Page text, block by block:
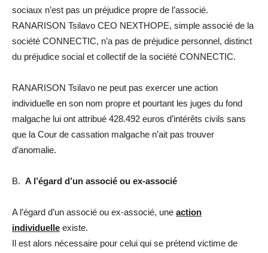
sociaux n’est pas un préjudice propre de l’associé.
RANARISON Tsilavo CEO NEXTHOPE, simple associé de la
société CONNECTIC, n’a pas de préjudice personnel, distinct
du préjudice social et collectif de la société CONNECTIC.
RANARISON Tsilavo ne peut pas exercer une action
individuelle en son nom propre et pourtant les juges du fond
malgache lui ont attribué 428.492 euros d’intérêts civils sans
que la Cour de cassation malgache n’ait pas trouver
d’anomalie.
B. A l’égard d’un associé ou ex-associé
A l’égard d’un associé ou ex-associé, une action
individuelle existe.
Il est alors nécessaire pour celui qui se prétend victime de